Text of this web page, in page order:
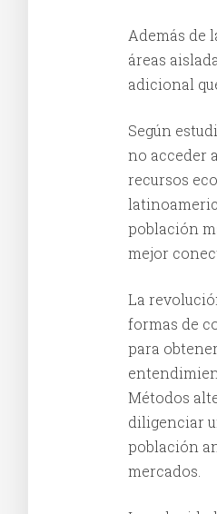
Además de
áreas
adicional
Según
no acceder
recursos
población
mejor
La
formas de
para
Métodos
diligenciar
población
mercados.